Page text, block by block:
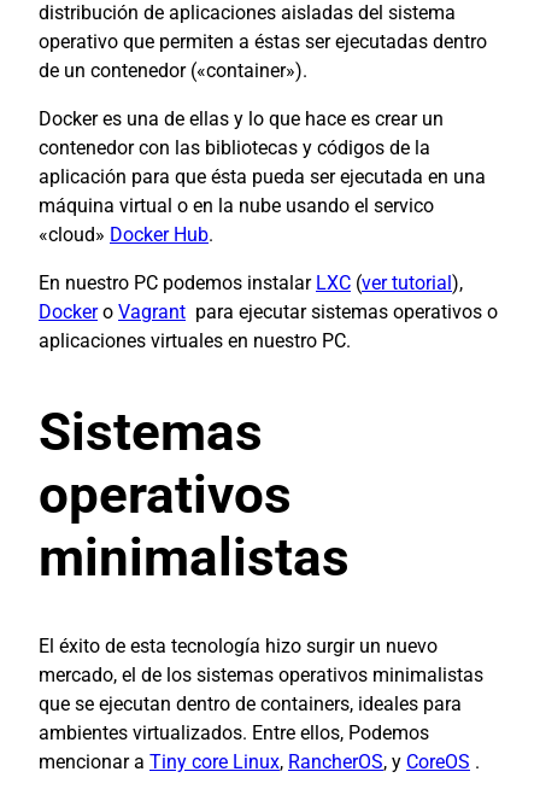
distribución de aplicaciones aisladas del sistema
operativo que permiten a éstas ser ejecutadas dentro
de un contenedor («container»).
Docker es una de ellas y lo que hace es crear un
contenedor con las bibliotecas y códigos de la
aplicación para que ésta pueda ser ejecutada en una
máquina virtual o en la nube usando el servico
«cloud» Docker Hub.
En nuestro PC podemos instalar LXC (ver tutorial),
Dockero Vagrant para ejecutar sistemas operativos o
aplicaciones virtuales en nuestro PC.
Sistemas
operativos
minimalistas
El éxito de esta tecnología hizo surgir un nuevo
mercado, el de los sistemas operativos minimalistas
que se ejecutan dentro de containers, ideales para
ambientes virtualizados. Entre ellos, Podemos
mencionar a Tiny core Linux, RancherOS, y CoreOS .